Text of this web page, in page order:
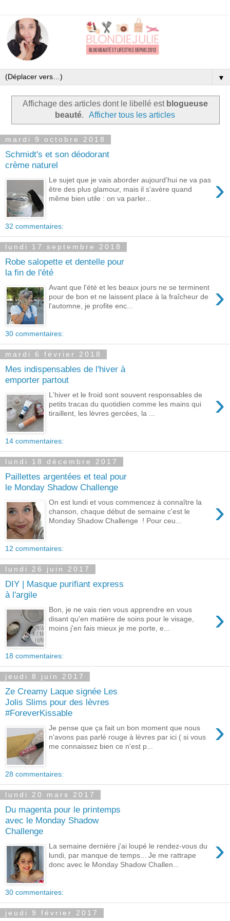
▼
Affichage des articles dont le libellé est blogueuse
beauté. Afficher tous les articles
mardi 9 octobre 2018
Schmidt's et son déodorant
crème naturel
›
Le sujet que je vais aborder aujourd'hui ne va pas
être des plus glamour, mais il s'avère quand
même bien utile : on va parler...
32 commentaires:
lundi 17 septembre 2018
Robe salopette et dentelle pour
la fin de l'été
›
Avant que l'été et les beaux jours ne se terminent
pour de bon et ne laissent place à la fraîcheur de
l'automne, je profite enc...
30 commentaires:
mardi 6 février 2018
Mes indispensables de l'hiver à
emporter partout
›
L'hiver et le froid sont souvent responsables de
petits tracas du quotidien comme les mains qui
tiraillent, les lèvres gercées, la ...
14 commentaires:
lundi 18 décembre 2017
Paillettes argentées et teal pour
le Monday Shadow Challenge
›
On est lundi et vous commencez à connaître la
chanson, chaque début de semaine c'est le
Monday Shadow Challenge ! Pour ceu...
12 commentaires:
lundi 26 juin 2017
DIY | Masque purifiant express
à l'argile
›
Bon, je ne vais rien vous apprendre en vous
disant qu'en matière de soins pour le visage,
moins j'en fais mieux je me porte, e...
18 commentaires:
jeudi 8 juin 2017
Ze Creamy Laque signée Les
Jolis Slims pour des lèvres
#ForeverKissable
›
Je pense que ça fait un bon moment que nous
n'avons pas parlé rouge à lèvres par ici ( si vous
me connaissez bien ce n'est p...
28 commentaires:
lundi 20 mars 2017
Du magenta pour le printemps
avec le Monday Shadow
Challenge
›
La semaine dernière j'ai loupé le rendez-vous du
lundi, par manque de temps... Je me rattrape
donc avec le Monday Shadow Challen...
30 commentaires:
jeudi 9 février 2017